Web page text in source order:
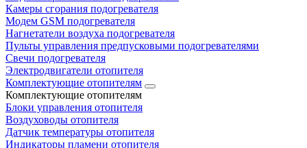
Камеры сгорания подогревателя
Модем GSM подогревателя
Нагнетатели воздуха подогревателя
Пульты управления предпусковыми подогревателями
Свечи подогревателя
Электродвигатели отопителя
Комплектующие отопителям
Комплектующие отопителям
Блоки управления отопителя
Воздуховоды отопителя
Датчик температуры отопителя
Индикаторы пламени отопителя